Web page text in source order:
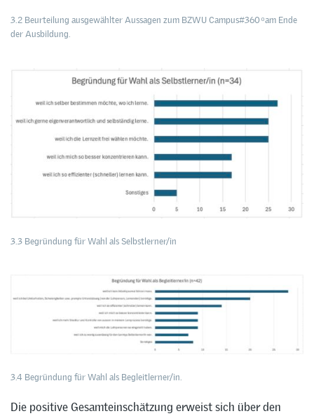
3.2 Beurteilung ausgewählter Aussagen zum BZWU Campus#360 ͦ am Ende
der Ausbildung.
3.3 Begründung für Wahl als Selbstlerner/in
3.4 Begründung für Wahl als Begleitlerner/in.
Die positive Gesamteinschätzung erweist sich über den